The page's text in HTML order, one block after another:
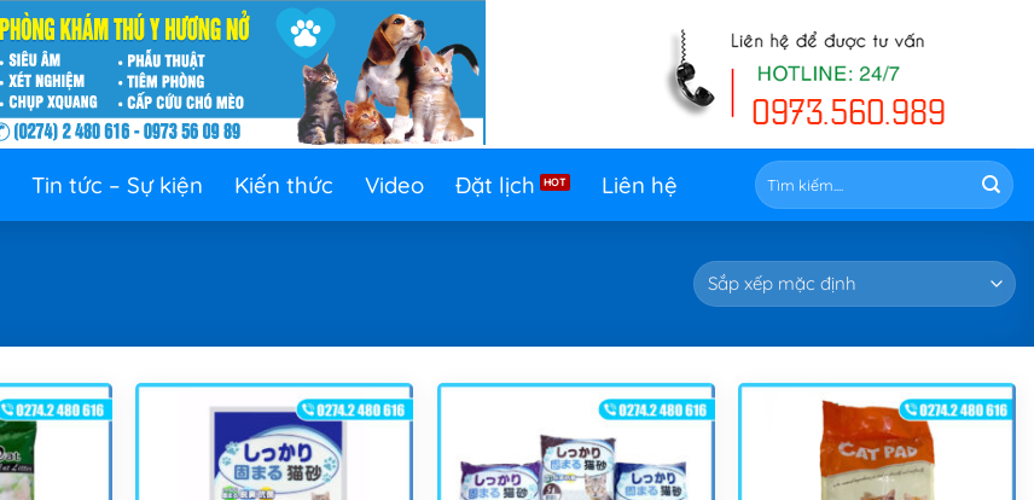
Tin tức – Sự kiện Kiến thức Video Đặt lịch Liên hệ
Tìm
kiếm: